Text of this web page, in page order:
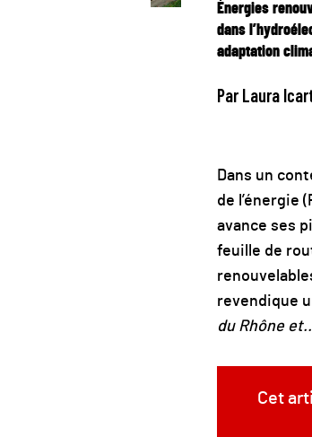
Énergies
dans
adaptation
Par Laura
Dans un
de l’énergie
avance ses
feuille de
revendique
du Rhône
Cet